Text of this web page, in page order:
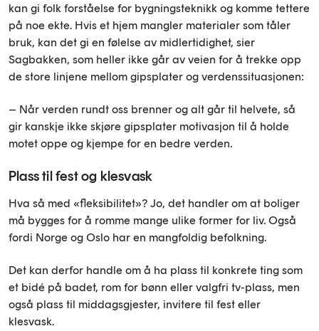
kan gi folk forståelse for bygningsteknikk og komme tettere
på noe ekte. Hvis et hjem mangler materialer som tåler
bruk, kan det gi en følelse av midlertidighet, sier
Sagbakken, som heller ikke går av veien for å trekke opp
de store linjene mellom gipsplater og verdenssituasjonen:
– Når verden rundt oss brenner og alt går til helvete, så
gir kanskje ikke skjøre gipsplater motivasjon til å holde
motet oppe og kjempe for en bedre verden.
Plass til fest og klesvask
Hva så med «fleksibilitet»? Jo, det handler om at boliger
må bygges for å romme mange ulike former for liv. Også
fordi Norge og Oslo har en mangfoldig befolkning.
Det kan derfor handle om å ha plass til konkrete ting som
et bidé på badet, rom for bønn eller valgfri tv-plass, men
også plass til middagsgjester, invitere til fest eller
klesvask.